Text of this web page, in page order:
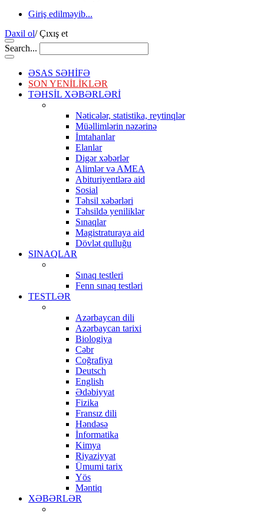
Giriş edilməyib...
Daxil ol/Çıxış et
Search...
ƏSAS SƏHİFƏ
SON YENİLİKLƏR
TƏHSİL XƏBƏRLƏRİ
Nəticələr, statistika, reytinqlər
Müəllimlərin nəzərinə
İmtahanlar
Elanlar
Digər xəbərlər
Alimlər və AMEA
Abituriyentlərə aid
Sosial
Təhsil xəbərləri
Təhsildə yeniliklər
Sınaqlar
Magistraturaya aid
Dövlət qulluğu
SINAQLAR
Sınaq testleri
Fenn sınaq testləri
TESTLƏR
Azərbaycan dili
Azərbaycan tarixi
Biologiya
Cəbr
Coğrafiya
Deutsch
English
Ədəbiyyat
Fizika
Fransız dili
Həndəsə
İnformatika
Kimya
Riyaziyyat
Ümumi tarix
Yös
Məntiq
XƏBƏRLƏR